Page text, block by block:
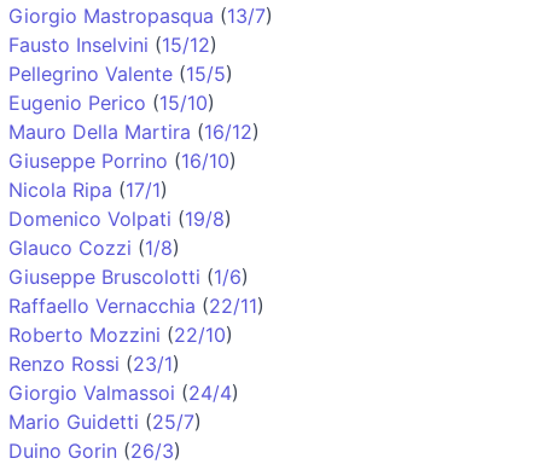
Giorgio Mastropasqua (13/7)
Fausto Inselvini (15/12)
Pellegrino Valente (15/5)
Eugenio Perico (15/10)
Mauro Della Martira (16/12)
Giuseppe Porrino (16/10)
Nicola Ripa (17/1)
Domenico Volpati (19/8)
Glauco Cozzi (1/8)
Giuseppe Bruscolotti (1/6)
Raffaello Vernacchia (22/11)
Roberto Mozzini (22/10)
Renzo Rossi (23/1)
Giorgio Valmassoi (24/4)
Mario Guidetti (25/7)
Duino Gorin (26/3)